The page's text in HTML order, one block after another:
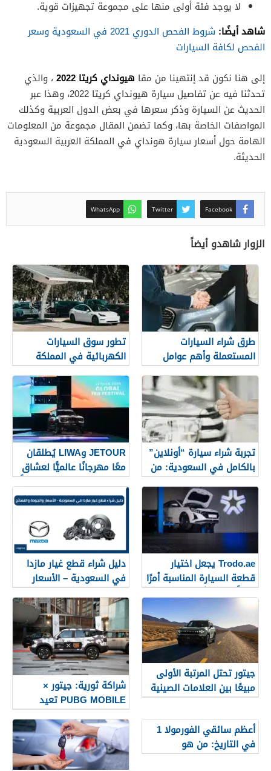
لا يوجد فئة أولى منها على مجموعة تجهيزات قوية.
شاهد أيضًا:
شروط الفحص الدوري 2021 في السعودية وسعر
الفحص لكافة السيارات
إلى هنا نكون قد إنتهينا من مقا هيونداي كريتا 2022
، والذي
تحدثنا فيه عن تفاصيل سيارة هيونداي كريتا 2022، وهذا عبر
الحديث عن السيارة وذكر سعرها في بعض الدول العربية وكذلك
المواصفات الخاصة بها، وكما تضمن المقال مجموعة من المعلومات
الهامة حول أسعار سيارة هونداي في المملكة العربية السعودية
الحديثة.
Facebook
Twitter
WhatsApp
الزوار شاهدو أيضاً
طرق شراء السيارات
المستعملة وأهم عوامل
اختيار السيارة المناسبة
تطور سوق السيارات
الكهربائية في المملكة
تجربة شراء سيارة “أونلاين”
بالكامل في السعودية: من
الاختيار حتى التوصيل لباب
بيتك
JETOUR وLIWA يُطلقان
معًا مهرجانًا عالميًّا لعشاق
الطرق الوعرة، ويكتبان فصلًا
جديدًا في تطبيق
استراتيجية Travel+ على
المستوى العالمي
Trodo.ae يجعل اختيار
قطعة السيارة المناسبة أمرًا
سهلًا وموثوقًا
دليل شراء قطع غيار مازدا
في السعودية – الأسعار
والجودة والنصائح
جيتور تحتل المرتبة الأولى
مبيعًا بين العلامات الصينية
في الشرق الأوسط خلال
الفترة من يناير إلى أبريل
2025
شراكة ثورية: جيتور ×
PUBG MOBILE تعيد
تحديد اتجاهات نمط الحياة
الشبابية في الشرق الأوسط
أعظم سائقي الفورمولا 1
في التاريخ: من هو
الأسطورة الحقيقية؟